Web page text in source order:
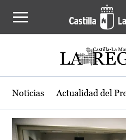
Actualidad de la
Noticias Actualidad del